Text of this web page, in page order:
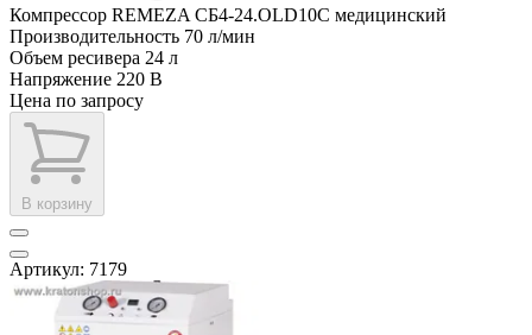
Компрессор REMEZA СБ4-24.OLD10С медицинский
Производительность 70 л/мин
Объем ресивера 24 л
Напряжение 220 В
Цена по запросу
В корзину
Артикул: 7179